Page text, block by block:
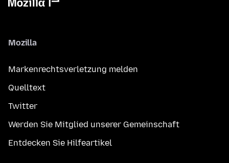
Mozilla
Markenrechtsverletzung melden
Quelltext
Twitter
Werden Sie Mitglied unserer Gemeinschaft
Entdecken Sie Hilfeartikel